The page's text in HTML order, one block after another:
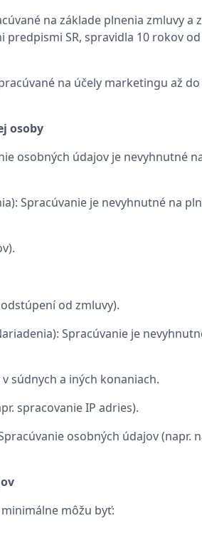
na základe plnenia zmluvy
SR, spravidla 10 rokov
na účely marketingu až
osoby
osobných údajov je nevyhnutné
Spracúvanie je nevyhnutné na
od zmluvy).
Spracúvanie je
súdnych a iných konaniach.
spracovanie IP adries).
osobných údajov
môžu byť: